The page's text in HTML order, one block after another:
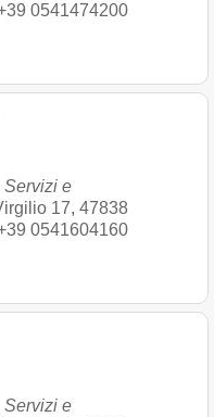
0541474200
Servizi e
17, 47838
0541604160
Servizi e